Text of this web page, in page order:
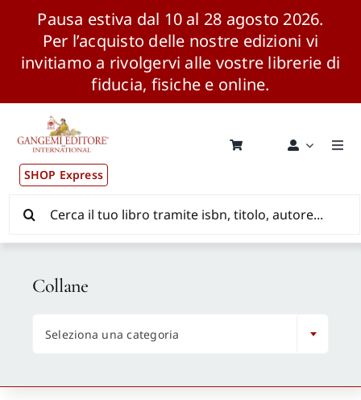
Pausa estiva dal 10 al 28 agosto 2026.
Per l’acquisto delle nostre edizioni vi
invitiamo a rivolgervi alle vostre librerie di
fiducia, fisiche e online.
contenuto
SHOP Express
Pubblicazioni
News ed Eventi
Distribuzione Wolrdwide
CONSIP / MEPA / ANVUR / CINECA
per:
Collane
Seleziona una categoria